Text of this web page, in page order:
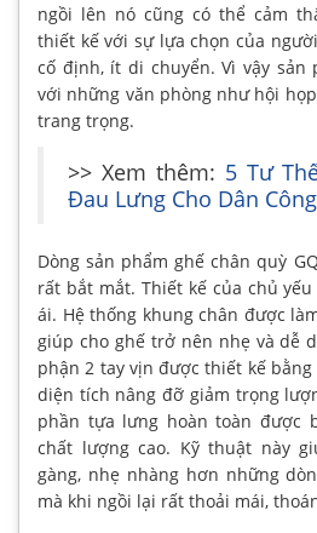
ngồi lên nó cũng có thể cảm
thiết kế với sự lựa chọn của
cố định, ít di chuyển. Vì vậy
với những văn phòng như hội
trang trọng.
>> Xem thêm: 5 Tư
Đau Lưng Cho Dân
Dòng sản phẩm ghế chân quỳ
rất bắt mắt. Thiết kế của chủ
ái. Hệ thống khung chân được
giúp cho ghế trở nên nhẹ và dễ
phận 2 tay vịn được thiết kế
diện tích nâng đỡ giảm trọng
phần tựa lưng hoàn toàn được
chất lượng cao. Kỹ thuật này
gàng, nhẹ nhàng hơn những
mà khi ngồi lại rất thoải mái,